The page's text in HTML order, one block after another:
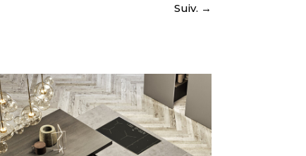
Suiv. →